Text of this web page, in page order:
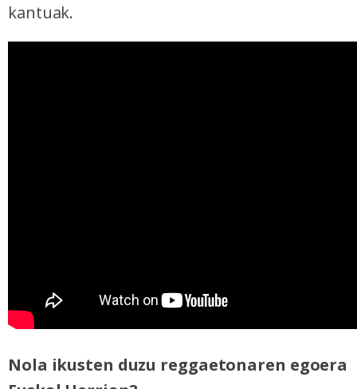
kantuak.
Nola ikusten duzu reggaetonaren egoera